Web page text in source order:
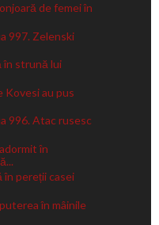
de femei în
997. Zelenski
în strună lui
Kovesi au pus
996. Atac rusesc
în
pereții casei
în mâinile